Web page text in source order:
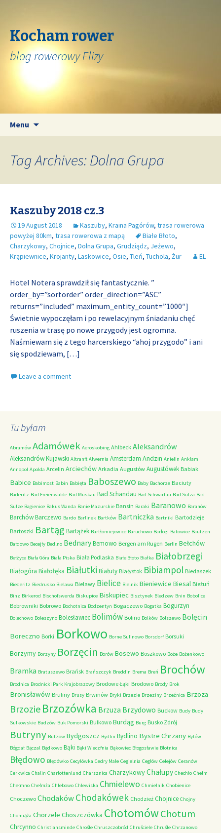
Kocham rower
blog rowerowy Elizy
Menu
Tag Archives: Dolna Grupa
Kaszuby 2018 cz.3
19 August 2018 Kaszuby, Kraina Pagórów, trasa rowerowa
powyżej 80km, trasa rowerowa z mapą Białe Błoto,
Charzykowy, Chojnice, Dolna Grupa, Grudziądz, Jeżewo,
Krąpiewnice, Krojanty, Laskowice, Osie, Tleń, Tuchola, Żur EL
Hotel Notera sprawdził się fantastycznie. ”
order_by=”sortorder” order_direction=”ASC”
returns=”included” maximum_entity_count=”1000″]
Świetnie wypoczęłam i po rewelacyjnym śniadaniu chęć
ruszenia w trasę po nowe przygody jest ogromna.
Naśmiewam się z tego harcerskiego “ahoj przygodo” i ani
się spodziewam, […]
Leave a comment
Tu byłam
Abramów Adamówek Aeroskobing Ahlbeck Aleksandrów
Aleksandrów Kujawski Altranft Alwernia Amsterdam Andzin Anielin Anklam
Annopol Apolda Arcelin Arciechów Arkadia Augustów Augustówek Babiak
Babice Babimost Babin Babięta Baboszewo Baby Bachorze Baciuty
Baderitz Bad Freienwalde Bad Muskau Bad Schandau Bad Schwartau Bad Sulza Bad
Sulze Bagienice Bakus Wanda Banie Mazurskie Bansin Baraki Baranowo Baranów
BarchówBarczewo Bardo Barlinek Bartków Bartniczka Bartniki Bartodzieje
Bartoszki Bartąg Bartążek Bartłomiejowice Baruchowo Barłogi Batowice Bautzen
Bałdowo Becejły Bedlno BednaryBemowo Bergen am Rugen Berlin Bełchów
Bełżyce Biała Góra Biała Piska Biała Podlaska Białe Błoto Białka Białobrzegi
Białogóra Białołęka Białutki Białuty Białystok Bibiampol Biedaszek
Biederitz Biedrusko Bielawa Bielawy Bielice Bielnik Bieniewice Biesal Bieżuń
Binz Birkerod Bischofswerda Biskupice Biskupiec Bisztynek Bledzew Bnin Bobolice
Bobrowniki Bobrowo Bochotnica Bodzentyn Bogaczewo Bogatka Bogurzyn
Bolechowo Boleszyno Bolesławiec Bolimów Bolino Bolków Bolszewo Bolęcin
Boreczno Borki Borkowo Borne Sulinowo Borsdorf Borsuki
Borzymy Borzyny Borzęcin Borów Bosewo Boszkowo Boże Bożenkowo
Bramka Bratuszewo Brańsk Brańszczyk Breddin Brema Breń Brochów
Brodnica Brodnicki Park Krajobrazowy Brodowe Łąki Brodowo Brody Brok
Bronisławów Bruliny Brusy Brwinów Bryki Brzezie Brzeziny Brzeźnica Brzoza
Brzozie Brzozówka Brzuza Brzydowo Buckow Budy Budy
Sulkowskie Budzów Buk Pomorski Bulkowo Burdąg Burg Busko Zdrój
Butryny Butzow Bydgoszcz Bydlin Bydlino Bystre Chrzany Bytów
Bógdał Bączal Bądkowo Bąki Bąki Wieczfnia Bąkowiec Błogosławie Błotnica
Błędowo Błędówko Cecylówka Cedry Małe Cegielnia Cegłów Celejów Ceranów
Cerkwica Chalin Charlottenlund Charsznica CharzykowyChałupy Chechło Chełm
Chełmno Chełmża Chlebowo Chlewiska Chmielewo Chmielnik Chobienice
Choczewo ChodakówChodakówek Chodzież Chojnice Chojny
Chomiąża Chorzele Choszczówka ChotomówChotum
Chrcynno Christiansminde Chrośle Chruszczobród Chruściele Chruśle Chrzanowo